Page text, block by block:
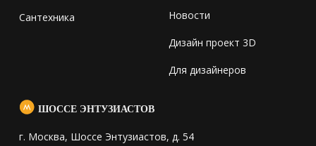
Сантехника Новости
Дизайн проект 3D
Для дизайнеров
ШОССЕ ЭНТУЗИАСТОВ
г. Москва, Шоссе Энтузиастов, д. 54